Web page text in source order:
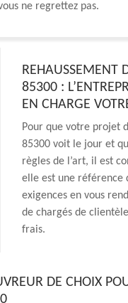
ne regrettez pas.
REHAUSSEMENT
85300 :
EN CHARGE
Pour que votre projet
85300 voit le jour et
règles de l’art, il est
elle est une référence
exigences en vous
de chargés de
frais.
DE CHOIX